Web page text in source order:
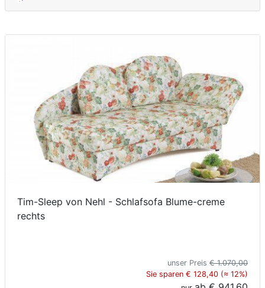
Tim-Sleep von Nehl - Schlafsofa Blume-creme
rechts
unser Preis € 1.070,00
Sie sparen € 128,40 (≈ 12%)